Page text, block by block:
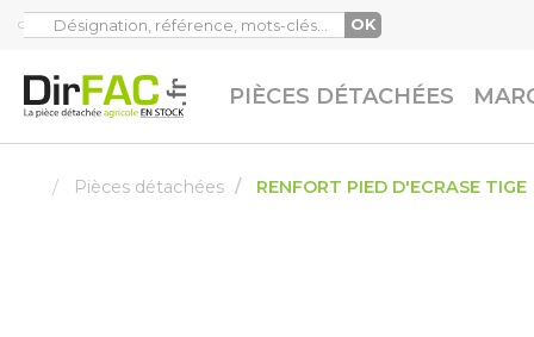
OK
PIÈCES DÉTACHÉES
Pièces détachées RENFORT PIED D'ECRASE TIGE